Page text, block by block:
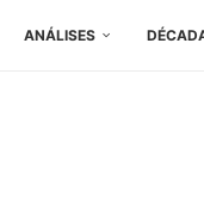
ANÁLISES